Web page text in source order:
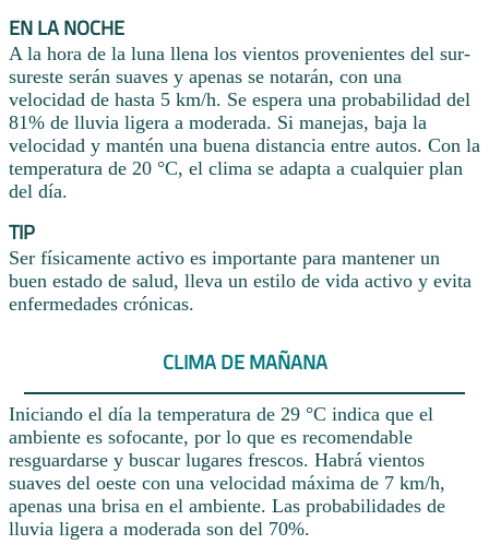
EN LA NOCHE
A la hora de la luna llena los vientos provenientes del sur-
sureste serán suaves y apenas se notarán, con una
velocidad de hasta 5 km/h. Se espera una probabilidad del
81% de lluvia ligera a moderada. Si manejas, baja la
velocidad y mantén una buena distancia entre autos. Con la
temperatura de 20 °C, el clima se adapta a cualquier plan
del día.
TIP
Ser físicamente activo es importante para mantener un
buen estado de salud, lleva un estilo de vida activo y evita
enfermedades crónicas.
CLIMA DE MAÑANA
Iniciando el día la temperatura de 29 °C indica que el
ambiente es sofocante, por lo que es recomendable
resguardarse y buscar lugares frescos. Habrá vientos
suaves del oeste con una velocidad máxima de 7 km/h,
apenas una brisa en el ambiente. Las probabilidades de
lluvia ligera a moderada son del 70%.